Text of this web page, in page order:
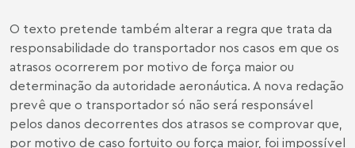
O texto pretende também alterar a regra que trata da
responsabilidade do transportador nos casos em que os
atrasos ocorrerem por motivo de força maior ou
determinação da autoridade aeronáutica. A nova redação
prevê que o transportador só não será responsável
pelos danos decorrentes dos atrasos se comprovar que,
por motivo de caso fortuito ou força maior, foi impossível